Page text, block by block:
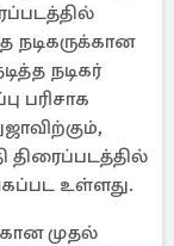
நடிகருக்கான
நடிகர்
பரிசாக
திரைப்படத்தில்
உள்ளது.
முதல்